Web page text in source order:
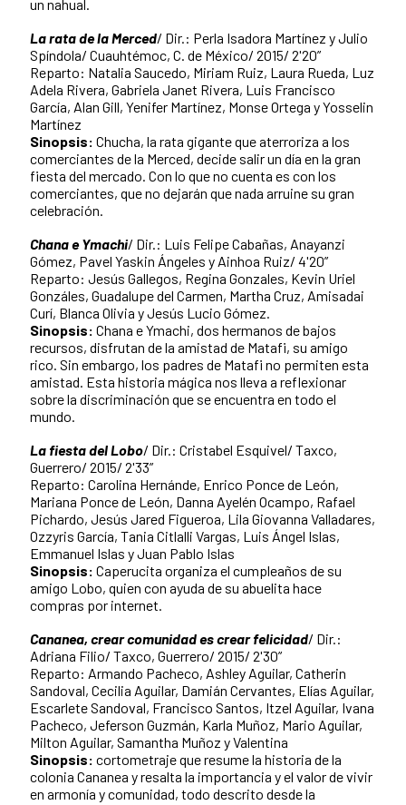
un nahual.
La rata de la Merced/ Dir.: Perla Isadora Martínez y Julio
Spíndola/ Cuauhtémoc, C. de México/ 2015/ 2'20”
Reparto: Natalia Saucedo, Miriam Ruiz, Laura Rueda, Luz
Adela Rivera, Gabriela Janet Rivera, Luis Francisco
García, Alan Gill, Yenifer Martínez, Monse Ortega y Yosselin
Martínez
Sinopsis: Chucha, la rata gigante que aterroriza a los
comerciantes de la Merced, decide salir un día en la gran
fiesta del mercado. Con lo que no cuenta es con los
comerciantes, que no dejarán que nada arruine su gran
celebración.
Chana e Ymachi/ Dir.: Luis Felipe Cabañas, Anayanzi
Gómez, Pavel Yaskin Ángeles y Ainhoa Ruiz/ 4'20”
Reparto: Jesús Gallegos, Regina Gonzales, Kevin Uriel
Gonzáles, Guadalupe del Carmen, Martha Cruz, Amisadai
Curí, Blanca Olivia y Jesús Lucio Gómez.
Sinopsis: Chana e Ymachi, dos hermanos de bajos
recursos, disfrutan de la amistad de Matafi, su amigo
rico. Sin embargo, los padres de Matafi no permiten esta
amistad. Esta historia mágica nos lleva a reflexionar
sobre la discriminación que se encuentra en todo el
mundo.
La fiesta del Lobo/ Dir.: Cristabel Esquivel/ Taxco,
Guerrero/ 2015/ 2'33”
Reparto: Carolina Hernánde, Enrico Ponce de León,
Mariana Ponce de León, Danna Ayelén Ocampo, Rafael
Pichardo, Jesús Jared Figueroa, Lila Giovanna Valladares,
Ozzyris García, Tania Citlalli Vargas, Luis Ángel Islas,
Emmanuel Islas y Juan Pablo Islas
Sinopsis: Caperucita organiza el cumpleaños de su
amigo Lobo, quien con ayuda de su abuelita hace
compras por internet.
Cananea, crear comunidad es crear felicidad/ Dir.:
Adriana Filio/ Taxco, Guerrero/ 2015/ 2'30”
Reparto: Armando Pacheco, Ashley Aguilar, Catherin
Sandoval, Cecilia Aguilar, Damián Cervantes, Elías Aguilar,
Escarlete Sandoval, Francisco Santos, Itzel Aguilar, Ivana
Pacheco, Jeferson Guzmán, Karla Muñoz, Mario Aguilar,
Milton Aguilar, Samantha Muñoz y Valentina
Sinopsis: cortometraje que resume la historia de la
colonia Cananea y resalta la importancia y el valor de vivir
en armonía y comunidad, todo descrito desde la